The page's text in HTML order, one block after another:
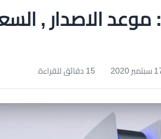
بلايستيشن 5 : موعد